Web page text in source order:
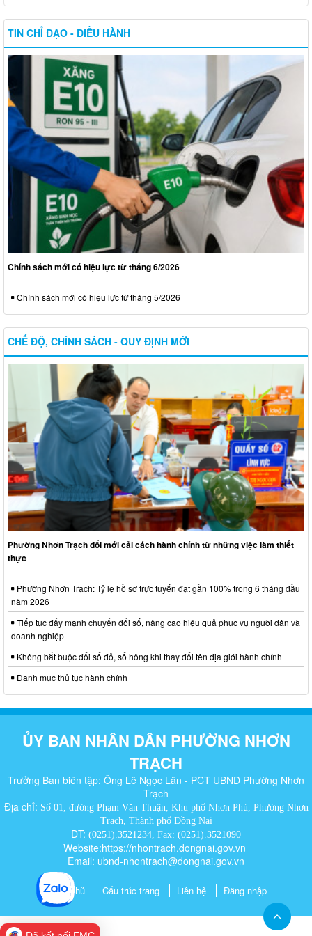
TIN CHỈ ĐẠO - ĐIỀU HÀNH
Chính sách mới có hiệu lực từ tháng 6/2026
Chính sách mới có hiệu lực từ tháng 5/2026
CHẾ ĐỘ, CHÍNH SÁCH - QUY ĐỊNH MỚI
Phường Nhơn Trạch đổi mới cải cách hành chính từ những việc làm thiết
thực
Phường Nhơn Trạch: Tỷ lệ hồ sơ trực tuyến đạt gần 100% trong 6 tháng đầu
năm 2026
Tiếp tục đẩy mạnh chuyển đổi số, nâng cao hiệu quả phục vụ người dân và
doanh nghiệp
Không bắt buộc đổi sổ đỏ, sổ hồng khi thay đổi tên địa giới hành chính
Danh mục thủ tục hành chính
ỦY BAN NHÂN DÂN PHƯỜNG NHƠN
TRẠCH
Trưởng Ban biên tập: Ông Lê Ngọc Lân - PCT UBND Phường Nhơn
Trạch
Địa chỉ: Số 01, đường Phạm Văn Thuận, Khu phố Nhơn Phú, Phường Nhơn
Trạch, Thành phố Đồng Nai
ĐT: (0251).3521234, Fax: (0251).3521090
Website:https://nhontrach.dongnai.gov.vn
Email: ubnd-nhontrach@dongnai.gov.vn​
Trang chủ Cấu trúc trang Liên hệ Đăng nhập